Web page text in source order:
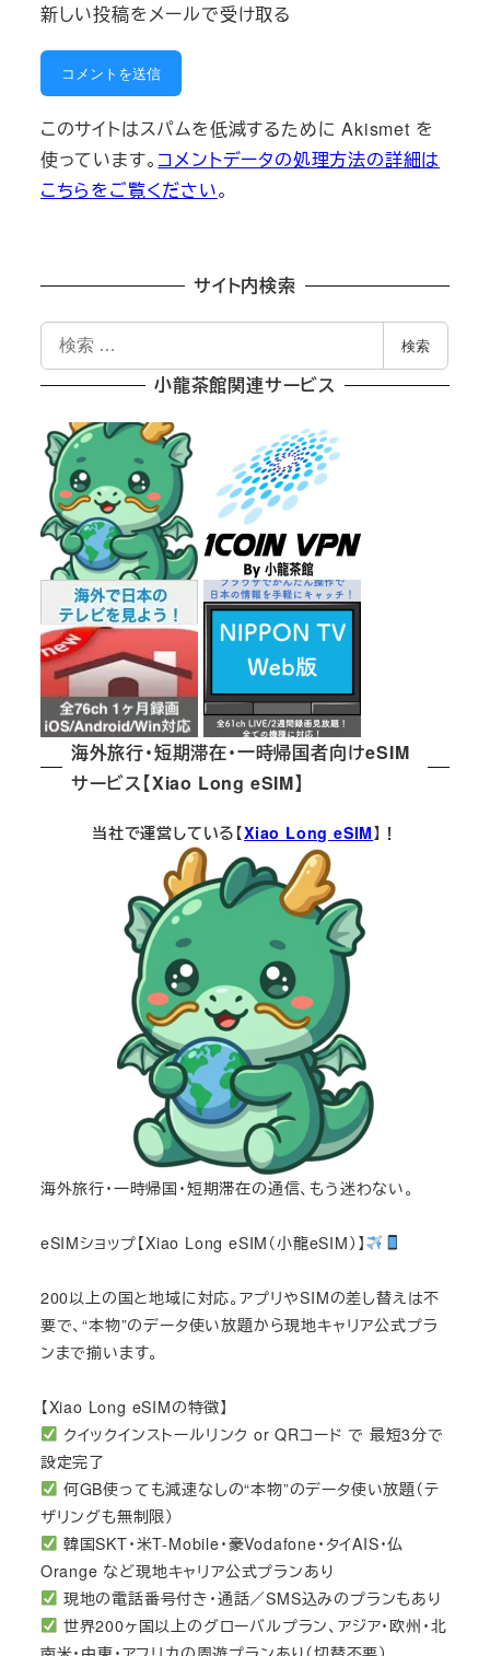
新しい投稿をメールで受け取る
このサイトはスパムを低減するために Akismet を
使っています。 コメントデータの処理方法の詳細は
こちらをご覧ください。
サイト内検索
索
検索
小龍茶館関連サービス
海外旅行・短期滞在・一時帰国者向けeSIM
サービス【Xiao Long eSIM】
当社で運営している【Xiao Long eSIM】！
海外旅行・一時帰国・短期滞在の通信、もう迷わない。
eSIMショップ【Xiao Long eSIM（小龍eSIM）】
200以上の国と地域に対応。アプリやSIMの差し替えは不
要で、“本物”のデータ使い放題から現地キャリア公式プラ
ンまで揃います。
【Xiao Long eSIMの特徴】
クイックインストールリンク or QRコード で 最短3分で
設定完了
何GB使っても減速なしの“本物”のデータ使い放題（テ
ザリングも無制限）
韓国SKT・米T-Mobile・豪Vodafone・タイAIS・仏
Orange など現地キャリア公式プランあり
現地の電話番号付き・通話／SMS込みのプランもあり
世界200ヶ国以上のグローバルプラン、アジア・欧州・北